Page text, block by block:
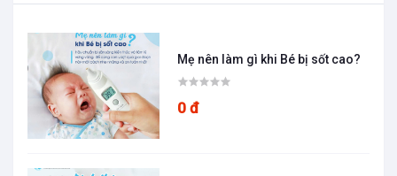
Mẹ nên làm gì khi Bé bị sốt cao?
0 đ